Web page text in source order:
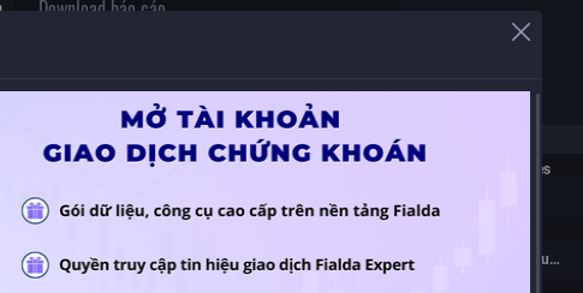
Download báo cáo
Dow 30 Futures
Nikkei 225 Futures